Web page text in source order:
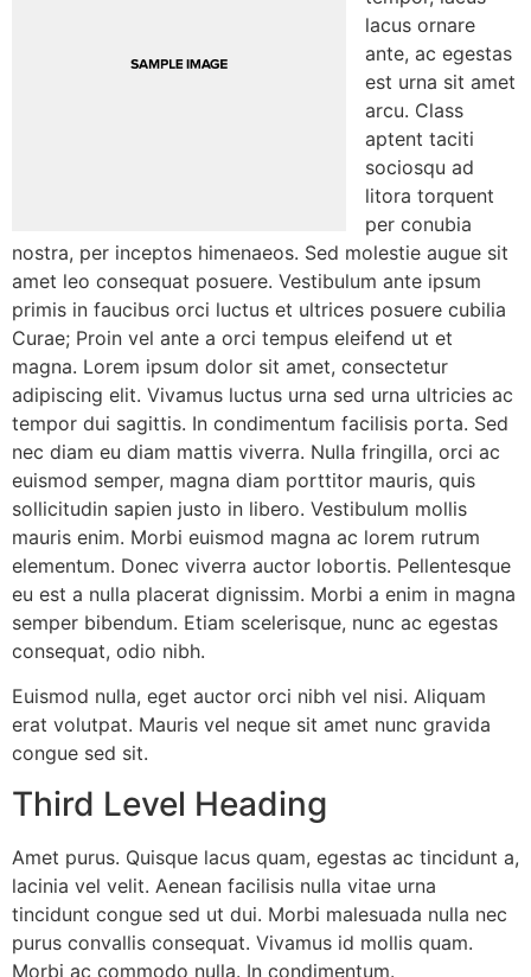
lacus ornare
ante, ac egestas
est urna sit amet
arcu. Class
aptent taciti
sociosqu ad
litora torquent
per conubia
nostra, per inceptos himenaeos. Sed molestie augue sit
amet leo consequat posuere. Vestibulum ante ipsum
primis in faucibus orci luctus et ultrices posuere cubilia
Curae; Proin vel ante a orci tempus eleifend ut et
magna. Lorem ipsum dolor sit amet, consectetur
adipiscing elit. Vivamus luctus urna sed urna ultricies ac
tempor dui sagittis. In condimentum facilisis porta. Sed
nec diam eu diam mattis viverra. Nulla fringilla, orci ac
euismod semper, magna diam porttitor mauris, quis
sollicitudin sapien justo in libero. Vestibulum mollis
mauris enim. Morbi euismod magna ac lorem rutrum
elementum. Donec viverra auctor lobortis. Pellentesque
eu est a nulla placerat dignissim. Morbi a enim in magna
semper bibendum. Etiam scelerisque, nunc ac egestas
consequat, odio nibh.
Euismod nulla, eget auctor orci nibh vel nisi. Aliquam
erat volutpat. Mauris vel neque sit amet nunc gravida
congue sed sit.
Third Level Heading
Amet purus. Quisque lacus quam, egestas ac tincidunt a,
lacinia vel velit. Aenean facilisis nulla vitae urna
tincidunt congue sed ut dui. Morbi malesuada nulla nec
purus convallis consequat. Vivamus id mollis quam.
Morbi ac commodo nulla. In condimentum.